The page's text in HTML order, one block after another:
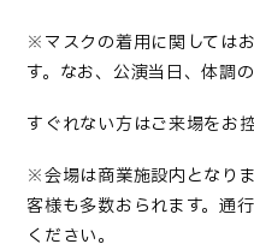
※マスクの着用に関しては
す。なお、公演当日、体調の
すぐれない方はご来場をお
※会場は商業施設内となり
客様も多数おられます。通
ください。